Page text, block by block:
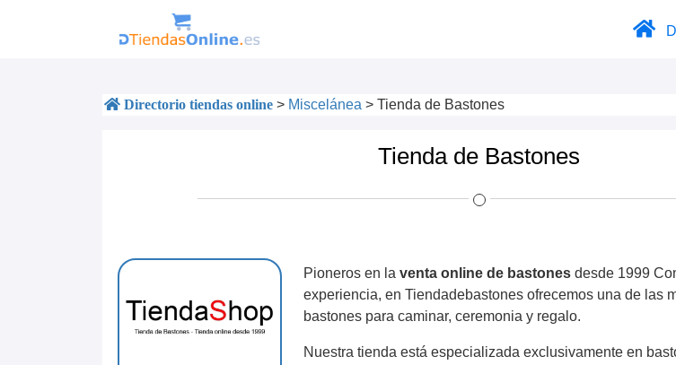
Directorio tiendas online > Miscelánea > Tienda de Bastones
Tienda de Bastones
Pioneros en laventa online de bastones desde 1999
experiencia, en Tiendadebastones ofrecemos una de las
bastones para caminar, ceremonia y regalo.
Nuestra tienda está especializada exclusivamente en